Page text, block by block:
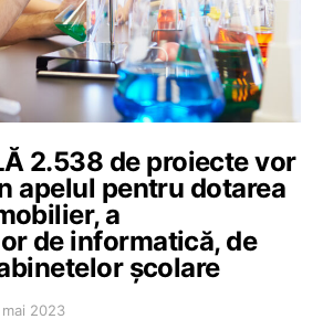
2.538 de proiecte vor
apelul pentru dotarea
a
de informatică, de
școlare
mai 2023